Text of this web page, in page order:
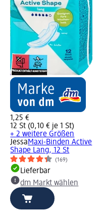
1,25 €
12 St (0,10 € je 1 St)
+ 2 weitere Größen
JessaMaxi-Binden Active
Shape Lang, 12 St
(169)
Lieferbar
dm Markt wählen